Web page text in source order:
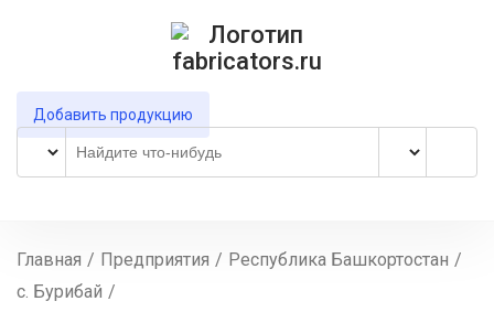
Добавить продукцию
Главная / Предприятия / Республика Башкортостан /
с. Бурибай /